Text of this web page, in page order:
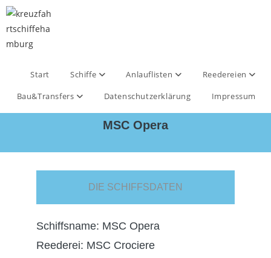
Start Schiffe Anlauflisten
Reedereien
Bau&Transfers
Datenschutzerklärung Impressum
MSC Opera
DIE SCHIFFSDATEN
Schiffsname: MSC Opera
Reederei: MSC Crociere